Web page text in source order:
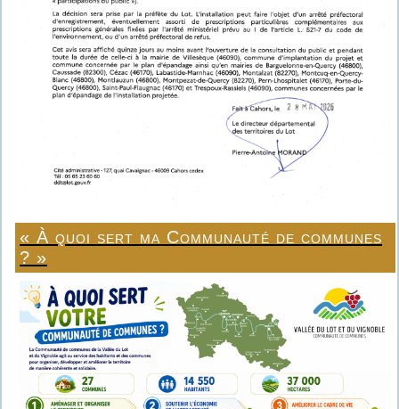
« À quoi sert ma Communauté de communes
? »